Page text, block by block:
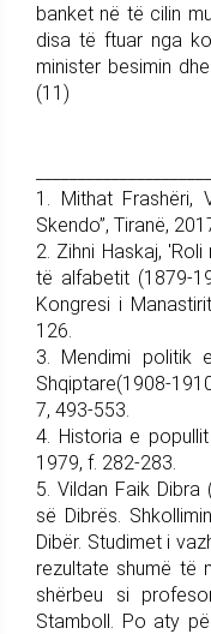
banket në të cilin
disa të ftuar nga
minister besimin
(11)
1. Mithat Frashëri,
Skendo”, Tiranë,
2. Zihni Haskaj,
të alfabetit (1879-
Kongresi i
126.
3. Mendimi politik
Shqiptare(1908-
7, 493-553.
4. Historia e popullit
1979, f. 282-283.
5. Vildan Faik Dibra
së Dibrës.
Dibër. Studimet i
rezultate shumë të
shërbeu si
Stamboll. Po aty